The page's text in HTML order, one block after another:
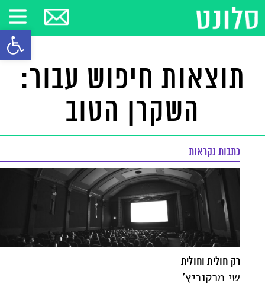
פתח
תוצאות חיפוש עבור:
השקרן הטוב
כתבות נקראות
רק חולית וחולית
שי מרקוביץ'